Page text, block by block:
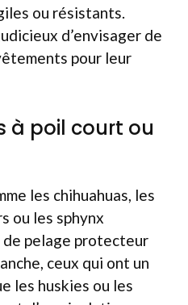
ou résistants.
d’envisager de
pour leur
à poil court ou
les chihuahuas, les
ou les sphynx
de pelage protecteur
ceux qui ont un
les huskies ou les